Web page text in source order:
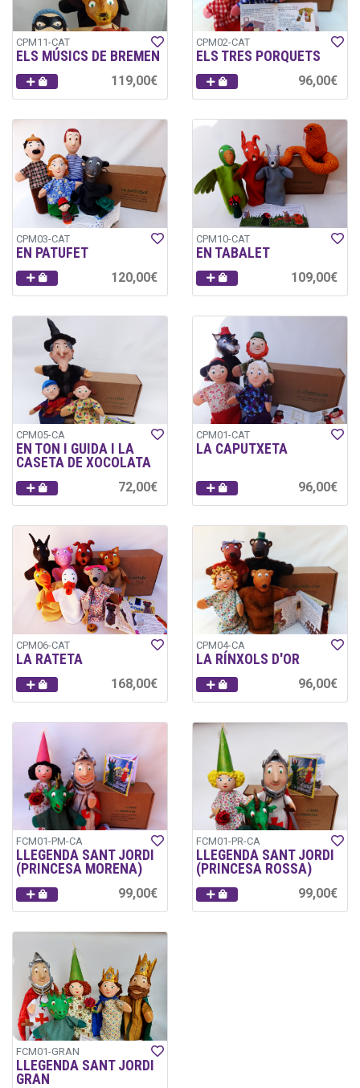
CPM11-CAT
ELS MÚSICS DE BREMEN
119,00€
CPM02-CAT
ELS TRES PORQUETS
96,00€
CPM03-CAT
EN PATUFET
120,00€
CPM10-CAT
EN TABALET
109,00€
CPM05-CA
EN TON I GUIDA I LA
CASETA DE XOCOLATA
72,00€
CPM01-CAT
LA CAPUTXETA
96,00€
CPM06-CAT
LA RATETA
168,00€
CPM04-CA
LA RÍNXOLS D'OR
96,00€
FCM01-PM-CA
LLEGENDA SANT JORDI
(PRINCESA MORENA)
99,00€
FCM01-PR-CA
LLEGENDA SANT JORDI
(PRINCESA ROSSA)
99,00€
FCM01-GRAN
LLEGENDA SANT JORDI
GRAN